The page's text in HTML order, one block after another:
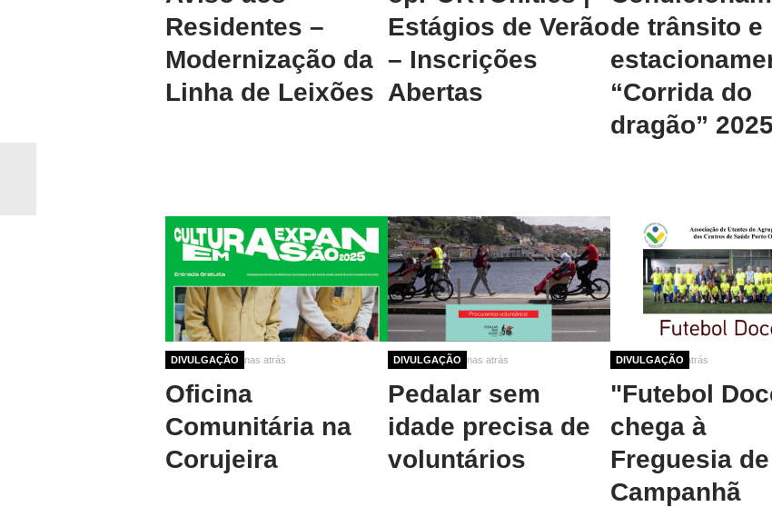
Residentes –
Modernização da
Linha de Leixões
Estágios de Verão
– Inscrições
Abertas
de trânsito e
“Corrida do
dragão” 2025
DIVULGAÇÃO
10 meses 3 semanas atrás
Oficina
Comunitária na
Corujeira
DIVULGAÇÃO
10 meses 3 semanas atrás
Pedalar sem
idade precisa de
voluntários
DIVULGAÇÃO
12 meses 3 dias atrás
"Futebol
chega à
Freguesia de
Campanhã